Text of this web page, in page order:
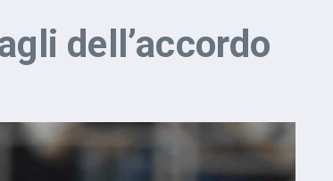
dell’accordo